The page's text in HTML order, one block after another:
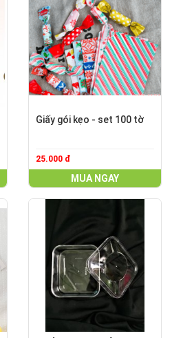
Giấy gói kẹo - set 100 tờ
25.000 đ
MUA NGAY